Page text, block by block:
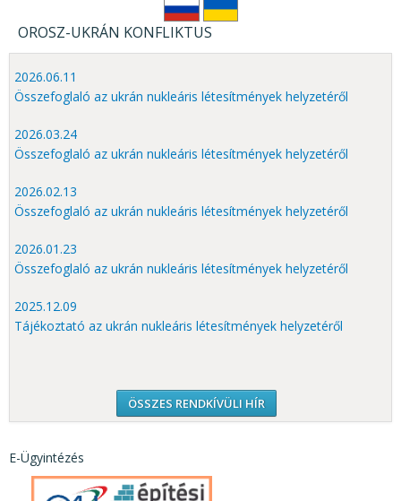
OROSZ-UKRÁN KONFLIKTUS
2026.06.11
Összefoglaló az ukrán nukleáris létesítmények helyzetéről
2026.03.24
Összefoglaló az ukrán nukleáris létesítmények helyzetéről
2026.02.13
Összefoglaló az ukrán nukleáris létesítmények helyzetéről
2026.01.23
Összefoglaló az ukrán nukleáris létesítmények helyzetéről
2025.12.09
Tájékoztató az ukrán nukleáris létesítmények helyzetéről
ÖSSZES RENDKÍVÜLI HÍR
E-Ügyintézés